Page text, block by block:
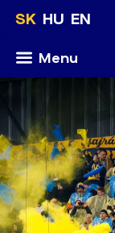
SK HU EN
Menu